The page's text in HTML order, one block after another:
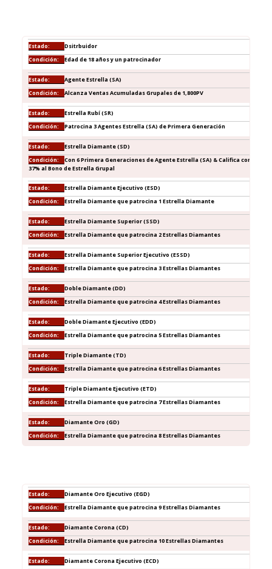
Dsitrbuidor
Edad de 18 años y un patrocinador
Agente Estrella (SA)
Alcanza Ventas Acumuladas Grupales de 1,800PV
Estrella Rubí (SR)
Patrocina 3 Agentes Estrella (SA) de Primera Generación
Estrella Diamante (SD)
Con 6 Primera Generaciones de Agente Estrella (SA) & Califica con
37% al Bono de Estrella Grupal
Estrella Diamante Ejecutivo (ESD)
Estrella Diamante que patrocina 1 Estrella Diamante
Estrella Diamante Superior (SSD)
Estrella Diamante que patrocina 2 Estrellas Diamantes
Estrella Diamante Superior Ejecutivo (ESSD)
Estrella Diamante que patrocina 3 Estrellas Diamantes
Doble Diamante (DD)
Estrella Diamante que patrocina 4 Estrellas Diamantes
Doble Diamante Ejecutivo (EDD)
Estrella Diamante que patrocina 5 Estrellas Diamantes
Triple Diamante (TD)
Estrella Diamante que patrocina 6 Estrellas Diamantes
Triple Diamante Ejecutivo (ETD)
Estrella Diamante que patrocina 7 Estrellas Diamantes
Diamante Oro (GD)
Estrella Diamante que patrocina 8 Estrellas Diamantes
Diamante Oro Ejecutivo (EGD)
Estrella Diamante que patrocina 9 Estrellas Diamantes
Diamante Corona (CD)
Estrella Diamante que patrocina 10 Estrellas Diamantes
Diamante Corona Ejecutivo (ECD)